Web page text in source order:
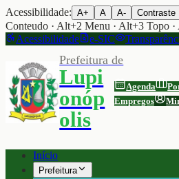
Acessibilidade: A+ A A- Contraste
Conteudo · Alt+2 Menu · Alt+3 Topo
Acessibilidade
e-SIC
Prefeitura de
Lupi
onóp
olis
Agenda
Empregos
Início
Prefeitura